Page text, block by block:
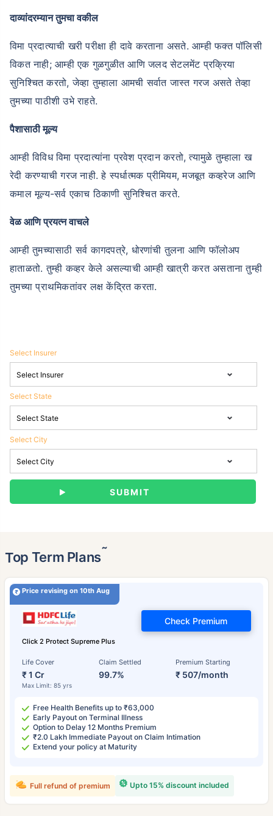
दाव्यांदरम्यान तुमचा वकील
विमा प्रदात्याची खरी परीक्षा ही दावे करताना असते. आम्ही फक्त पॉलिसी
विकत नाही; आम्ही एक गुळगुळीत आणि जलद सेटलमेंट प्रक्रिया
सुनिश्चित करतो, जेव्हा तुम्हाला आमची सर्वात जास्त गरज असते तेव्हा
तुमच्या पाठीशी उभे राहते.
पैशासाठी मूल्य
आम्ही विविध विमा प्रदात्यांना प्रवेश प्रदान करतो, त्यामुळे तुम्हाला ख
रेदी करण्याची गरज नाही. हे स्पर्धात्मक प्रीमियम, मजबूत कव्हरेज आणि
कमाल मूल्य-सर्व एकाच ठिकाणी सुनिश्चित करते.
वेळ आणि प्रयत्न वाचले
आम्ही तुमच्यासाठी सर्व कागदपत्रे, धोरणांची तुलना आणि फॉलोअप
हाताळतो. तुम्ही कव्हर केले असल्याची आम्ही खात्री करत असताना तुम्ही
तुमच्या प्राथमिकतांवर लक्ष केंद्रित करता.
Select Insurer
Select State
Select City
Top Term Plans˜
Price revising on 10th Aug
Click 2 Protect Supreme Plus
Life Cover
₹ 1 Cr
Max Limit: 85 yrs
Claim Settled
99.7%
Premium Starting
₹ 507/month
Check Premium
Free Health Benefits up to ₹63,000
Early Payout on Terminal Illness
Option to Delay 12 Months Premium
₹2.0 Lakh Immediate Payout on Claim Intimation
Extend your policy at Maturity
Upto 15% discount included
Full refund of premium